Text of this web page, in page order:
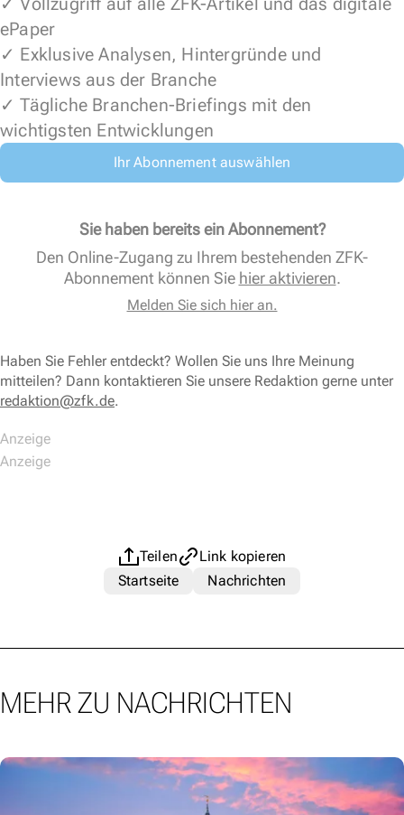
ePaper
✓ Exklusive Analysen, Hintergründe und
Interviews aus der Branche
✓ Tägliche Branchen-Briefings mit den
wichtigsten Entwicklungen
Ihr Abonnement auswählen
Sie haben bereits ein Abonnement?
Den Online-Zugang zu Ihrem bestehenden ZFK-
Abonnement können Sie hier aktivieren.
Melden Sie sich hier an.
Haben Sie Fehler entdeckt? Wollen Sie uns Ihre Meinung
mitteilen? Dann kontaktieren Sie unsere Redaktion gerne unter
redaktion@zfk.de.
Teilen
Link kopieren
Startseite
Nachrichten
MEHR ZU NACHRICHTEN